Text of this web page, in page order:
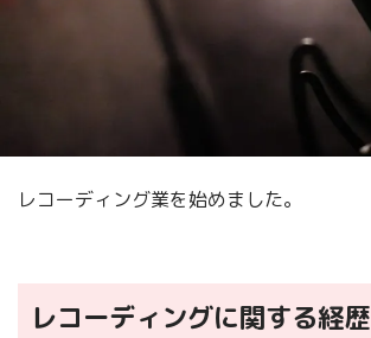
レコーディング業を始めました。
レコーディングに関する経歴